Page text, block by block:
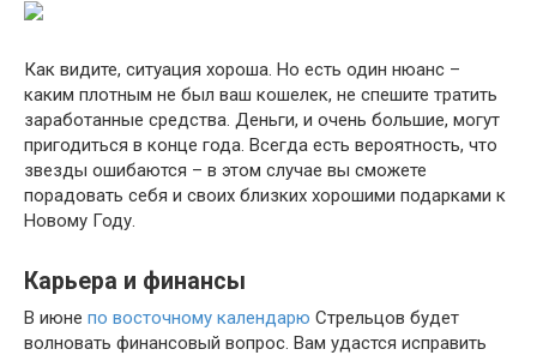
Как видите, ситуация хороша. Но есть один нюанс –
каким плотным не был ваш кошелек, не спешите тратить
заработанные средства. Деньги, и очень большие, могут
пригодиться в конце года. Всегда есть вероятность, что
звезды ошибаются – в этом случае вы сможете
порадовать себя и своих близких хорошими подарками к
Новому Году.
Карьера и финансы
В июне по восточному календарю Стрельцов будет
волновать финансовый вопрос. Вам удастся исправить